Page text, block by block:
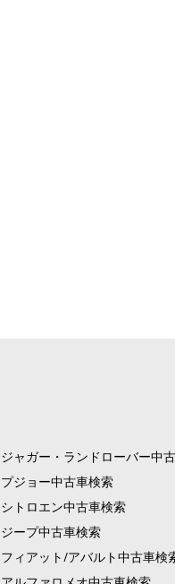
ジャガー・ランドローバー中
プジョー中古車検索
シトロエン中古車検索
ジープ中古車検索
フィアット/アバルト中古車検